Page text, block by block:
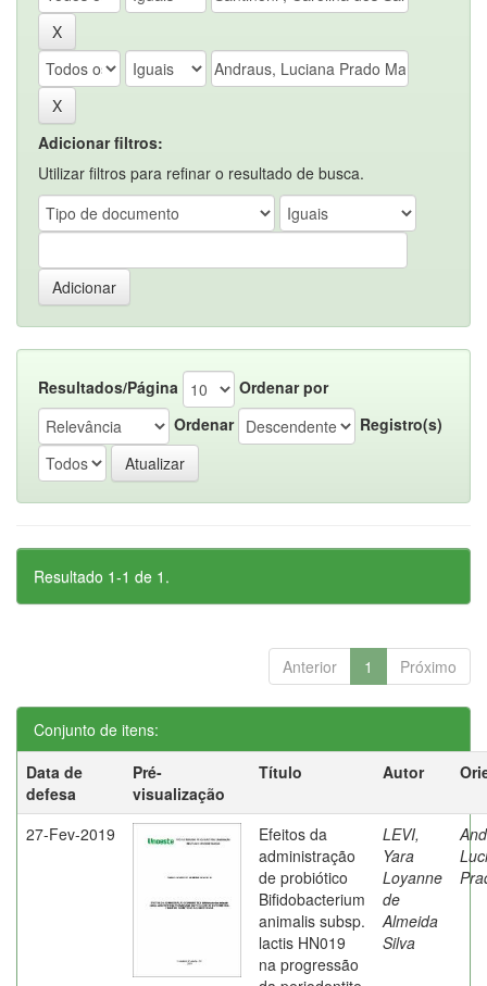
Adicionar filtros:
Utilizar filtros para refinar o resultado de busca.
Resultados/Página
Ordenar por
Ordenar
Registro(s)
Resultado 1-1 de 1.
Anterior 1 Próximo
Conjunto de itens:
Data de
defesa
Pré-
visualização
Título Autor
27-Fev-2019
Efeitos da
administração
de probiótico
Bifidobacterium
animalis subsp.
lactis HN019
na progressão
LEVI,
Yara
Loyanne
de
Almeida
Silva